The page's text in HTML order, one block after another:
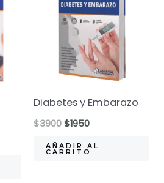
Diabetes y Embarazo
$3900El
original
era:
$1950El
actual
AÑADIR AL
CARRITO